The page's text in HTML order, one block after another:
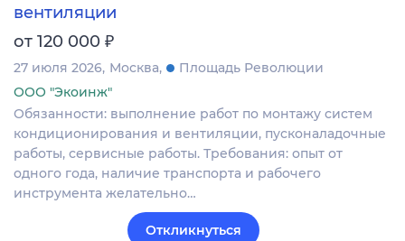
вентиляции
от 120 000 ₽
27 июля 2026 Москва
Площадь Революции
ООО "Экоинж"
Обязанности: выполнение работ по монтажу систем
кондиционирования и вентиляции, пусконаладочные
работы, сервисные работы. Требования: опыт от
одного года, наличие транспорта и рабочего
инструмента желательно…
Откликнуться